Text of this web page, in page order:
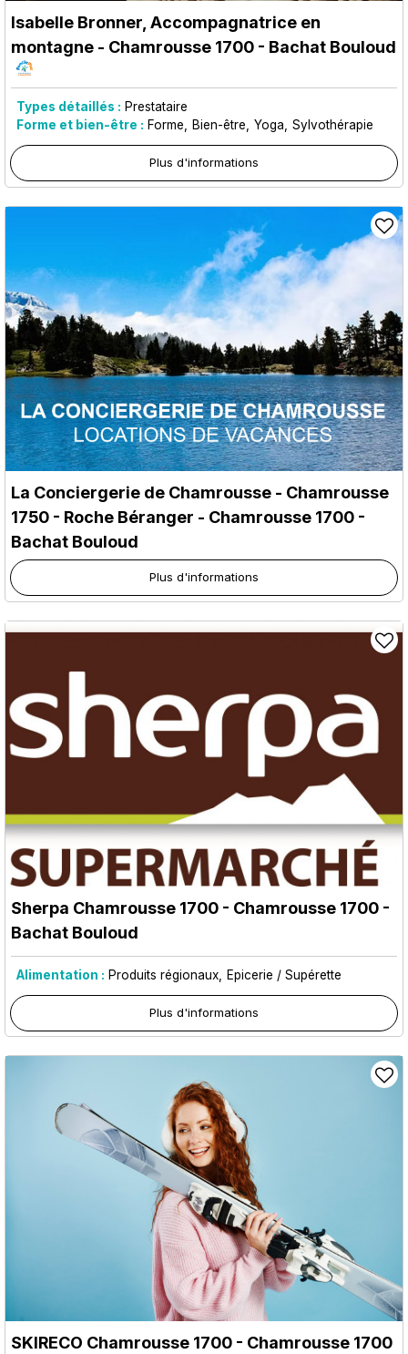
Isabelle Bronner, Accompagnatrice en
montagne - Chamrousse 1700 - Bachat Bouloud
Types détaillés : Prestataire
Forme et bien-être : Forme Bien-être Yoga Sylvothérapie
Plus d'informations
La Conciergerie de Chamrousse - Chamrousse
1750 - Roche Béranger - Chamrousse 1700 -
Bachat Bouloud
Plus d'informations
Sherpa Chamrousse 1700 - Chamrousse 1700 -
Bachat Bouloud
Alimentation : Produits régionaux Epicerie / Supérette
Plus d'informations
SKIRECO Chamrousse 1700 - Chamrousse 1700